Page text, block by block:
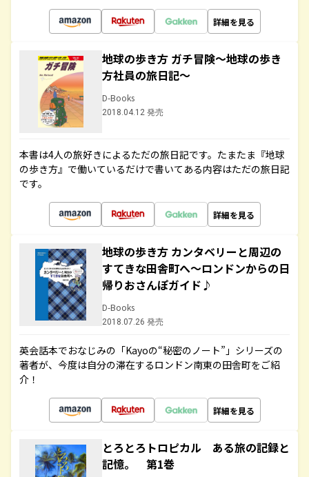
詳細を見る
地球の歩き方 ガチ冒険～地球の歩き
方社員の旅日記～
D-Books
2018.04.12 発売
本書は4人の旅好きによるただの旅日記です。たまたま『地球
の歩き方』で働いているだけで書いてある内容はただの旅日記
です。
詳細を見る
地球の歩き方 カンタベリーと周辺の
すてきな田舎町へ～ロンドンからの日
帰りおさんぽガイド♪
D-Books
2018.07.26 発売
英会話本でおなじみの「Kayoの“秘密のノート”」シリーズの
著者が、今度は自分の滞在するロンドン南東の田舎町をご紹
介！
詳細を見る
とろとろトロピカル ある旅の記録と
記憶。 第1巻